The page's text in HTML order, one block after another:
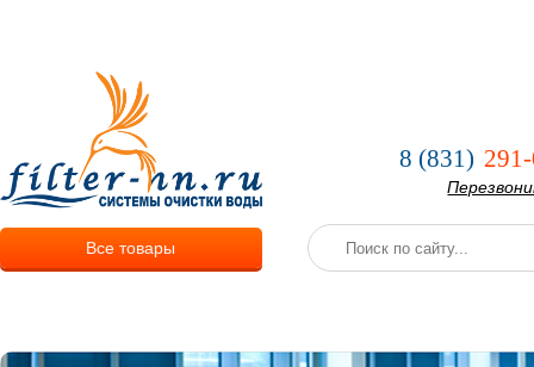
Все товары
8 (831)